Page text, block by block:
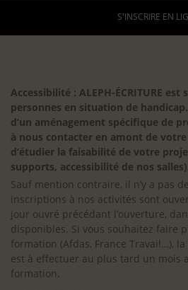
S'INSCRIRE EN
Accessibilité : ALEPH-ÉCRITURE est
personnes en situation de
d’un aménagement spécifique de
à nous contacter en amont de
d’étudier la faisabilité de votre
supports, accessibilité de nos
Sauf mention contraire, il n’y a pas
inscriptions à nos activités sont
jour ouvré précédant l’ouverture,
disponibles. Si vous souhaitez faire
formation (Afdas, France Travail…),
est à effectuer au plus tard un mois
formation.